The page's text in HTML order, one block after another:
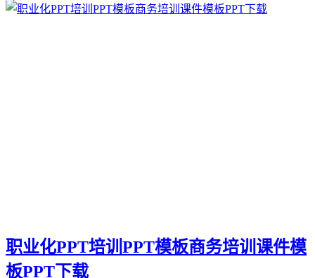
职业化PPT培训PPT模板商务培训课件模
板PPT下载